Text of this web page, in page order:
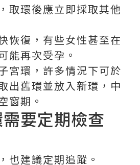
取環後應立即採取其他
恢復，有些女性甚至在
能再次受孕。
宮環，許多情況下可於
出舊環並放入新環，中
窗期。
需要定期檢查
也建議定期追蹤。